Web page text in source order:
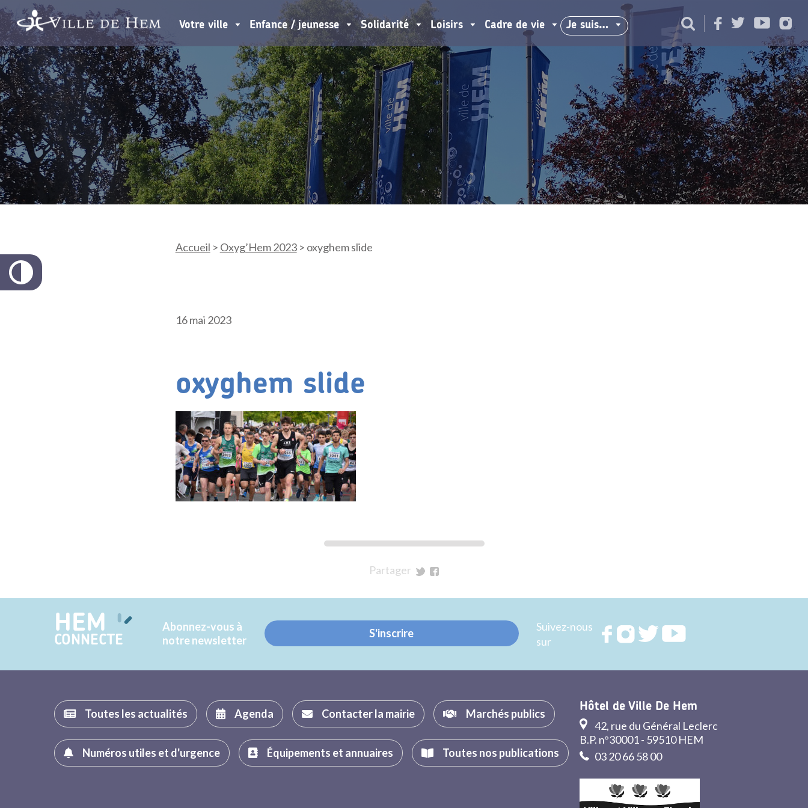
Votre ville Enfance / jeunesse Solidarité Loisirs Cadre de vie Je suis…
Accueil > Oxyg’Hem 2023> oxyghem slide
16 mai 2023
oxyghem slide
Partager
Twitter
Facebook
HEM
CONNECTE
Abonnez-vous à
notre newsletter
S'inscrire
Suivez-nous
sur
RejoignezRejoignezRejoignez
Toutes les actualités Agenda Contacter la mairie Marchés publics
Numéros utiles et d'urgence Équipements et annuaires Toutes nos publications
Hôtel de Ville De Hem
42, rue du Général Leclerc
B.P. n°30001 - 59510 HEM
03 20 66 58 00